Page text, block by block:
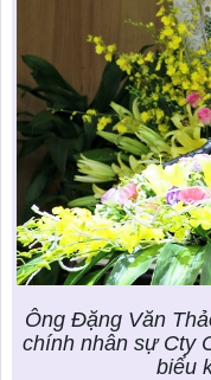
Ông Đặng Văn
chính nhân sự Cty
biểu